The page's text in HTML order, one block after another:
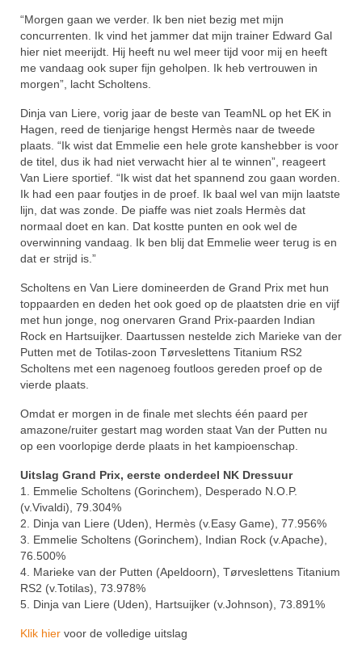
“Morgen gaan we verder. Ik ben niet bezig met mijn
concurrenten. Ik vind het jammer dat mijn trainer Edward Gal
hier niet meerijdt. Hij heeft nu wel meer tijd voor mij en heeft
me vandaag ook super fijn geholpen. Ik heb vertrouwen in
morgen”, lacht Scholtens.
Dinja van Liere, vorig jaar de beste van TeamNL op het EK in
Hagen, reed de tienjarige hengst Hermès naar de tweede
plaats. “Ik wist dat Emmelie een hele grote kanshebber is voor
de titel, dus ik had niet verwacht hier al te winnen”, reageert
Van Liere sportief. “Ik wist dat het spannend zou gaan worden.
Ik had een paar foutjes in de proef. Ik baal wel van mijn laatste
lijn, dat was zonde. De piaffe was niet zoals Hermès dat
normaal doet en kan. Dat kostte punten en ook wel de
overwinning vandaag. Ik ben blij dat Emmelie weer terug is en
dat er strijd is.”
Scholtens en Van Liere domineerden de Grand Prix met hun
toppaarden en deden het ook goed op de plaatsten drie en vijf
met hun jonge, nog onervaren Grand Prix-paarden Indian
Rock en Hartsuijker. Daartussen nestelde zich Marieke van der
Putten met de Totilas-zoon Tørveslettens Titanium RS2
Scholtens met een nagenoeg foutloos gereden proef op de
vierde plaats.
Omdat er morgen in de finale met slechts één paard per
amazone/ruiter gestart mag worden staat Van der Putten nu
op een voorlopige derde plaats in het kampioenschap.
Uitslag Grand Prix, eerste onderdeel NK Dressuur
1. Emmelie Scholtens (Gorinchem), Desperado N.O.P.
(v.Vivaldi), 79.304%
2. Dinja van Liere (Uden), Hermès (v.Easy Game), 77.956%
3. Emmelie Scholtens (Gorinchem), Indian Rock (v.Apache),
76.500%
4. Marieke van der Putten (Apeldoorn), Tørveslettens Titanium
RS2 (v.Totilas), 73.978%
5. Dinja van Liere (Uden), Hartsuijker (v.Johnson), 73.891%
Klik hier voor de volledige uitslag